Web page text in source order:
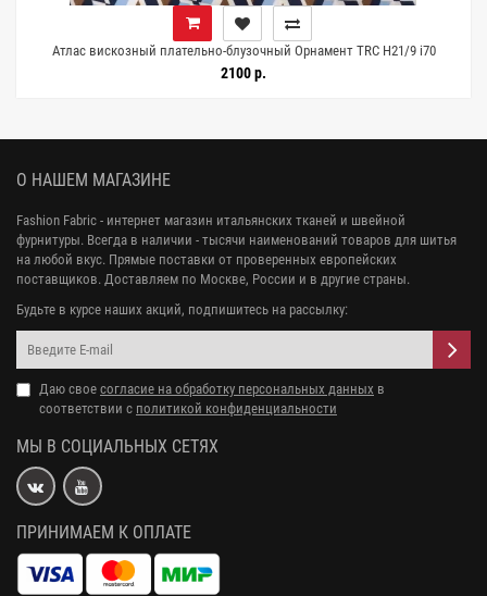
Атлас вискозный плательно-блузочный Орнамент TRC H21/9 i70
10072605
2100 р.
О НАШЕМ МАГАЗИНЕ
Fashion Fabric - интернет магазин итальянских тканей и швейной
фурнитуры. Всегда в наличии - тысячи наименований товаров для шитья
на любой вкус. Прямые поставки от проверенных европейских
поставщиков. Доставляем по Москве, России и в другие страны.
Будьте в курсе наших акций, подпишитесь на рассылку:
Даю свое согласие на обработку персональных данных в
соответствии с политикой конфиденциальности
МЫ В СОЦИАЛЬНЫХ СЕТЯХ
ПРИНИМАЕМ К ОПЛАТЕ